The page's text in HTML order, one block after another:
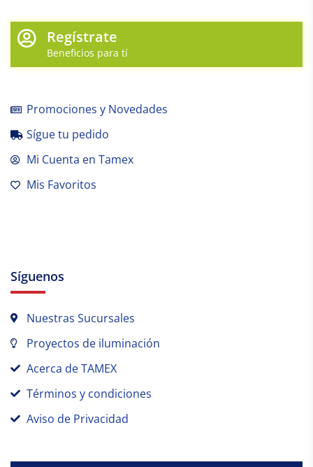
Regístrate
Beneficios para tí
Promociones y Novedades
Sígue tu pedido
Mi Cuenta en Tamex
Mis Favoritos
Síguenos
Nuestras Sucursales
Proyectos de iluminación
Acerca de TAMEX
Términos y condiciones
Aviso de Privacidad